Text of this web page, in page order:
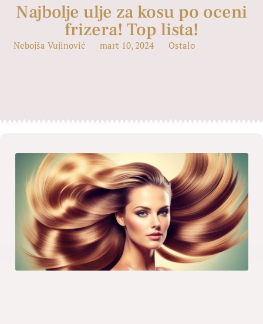
Najbolje ulje za kosu po oceni
frizera! Top lista!
Nebojša Vujinović mart 10, 2024 Ostalo